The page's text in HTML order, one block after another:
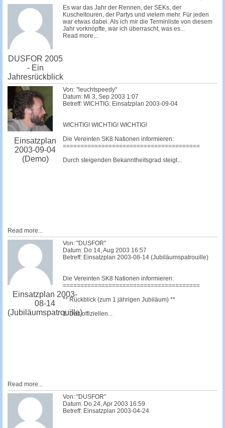
DUSFOR 2005
- Ein
Jahresrückblick
Es war das Jahr der Rennen, der SEKs, der
Kuscheltouren, der Partys und vielem mehr. Für jeden
war etwas dabei. Als ich mir die Terminliste von diesem
Jahr vorknöpfte, war ich überrascht, was es...
Read more...
Einsatzplan
2003-09-04
(Demo)
Von: "leuchtspeedy"
Datum: Mi 3, Sep 2003 1:07
Betreff: WICHTIG: Einsatzplan 2003-09-04
WICHTIG! WICHTIG! WICHTIG!
Die Vereinten SK8 Nationen informieren:
=======================================
Durch steigenden Bekanntheitsgrad steigt...
Read more...
Einsatzplan 2003-
08-14
(Jubiläumspatrouille)
Von: "DUSFOR"
Datum: Do 14, Aug 2003 16:57
Betreff: Einsatzplan 2003-08-14 (Jubiläumspatrouille)
Die Vereinten SK8 Nationen informieren:
=======================================
** Rückblick (zum 1 jährigen Jubiläum) **
1. Das offiziellen...
Read more...
Von: "DUSFOR"
Datum: Do 24, Apr 2003 16:59
Betreff: Einsatzplan 2003-04-24